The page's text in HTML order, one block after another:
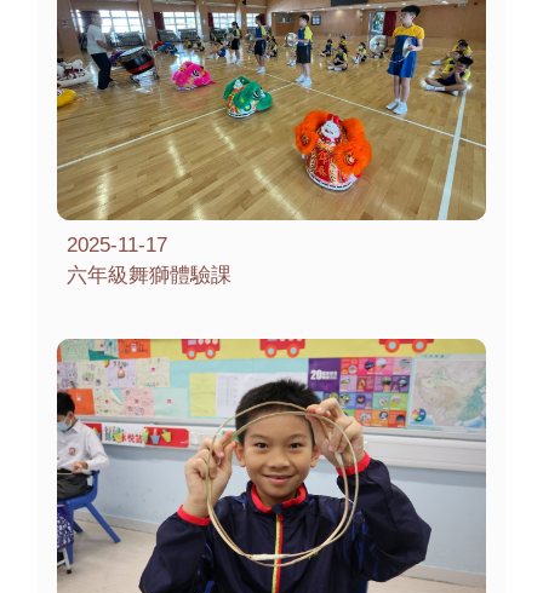
2025-11-17
六年級舞獅體驗課